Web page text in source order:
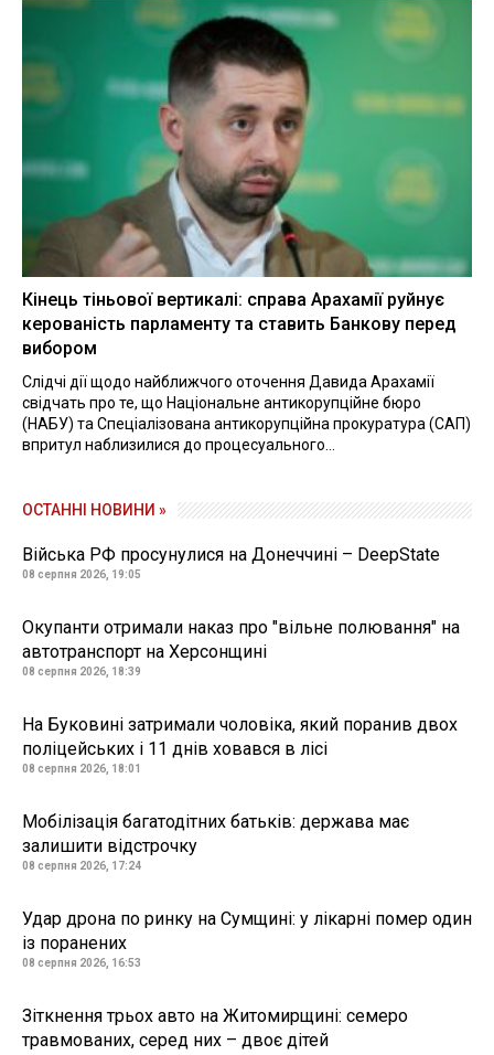
Кінець тіньової вертикалі: справа Арахамії руйнує
керованість парламенту та ставить Банкову перед
вибором
Слідчі дії щодо найближчого оточення Давида Арахамії
свідчать про те, що Національне антикорупційне бюро
(НАБУ) та Спеціалізована антикорупційна прокуратура (САП)
впритул наблизилися до процесуального...
ОСТАННІ НОВИНИ »
Війська РФ просунулися на Донеччині – DeepState
08 серпня 2026, 19:05
Окупанти отримали наказ про "вільне полювання" на
автотранспорт на Херсонщині
08 серпня 2026, 18:39
На Буковині затримали чоловіка, який поранив двох
поліцейських і 11 днів ховався в лісі
08 серпня 2026, 18:01
Мобілізація багатодітних батьків: держава має
залишити відстрочку
08 серпня 2026, 17:24
Удар дрона по ринку на Сумщині: у лікарні помер один
із поранених
08 серпня 2026, 16:53
Зіткнення трьох авто на Житомирщині: семеро
травмованих, серед них – двоє дітей